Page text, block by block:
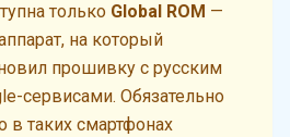
только Global ROM —
на который
прошивку с русским
сервисами. Обязательно
в таких смартфонах